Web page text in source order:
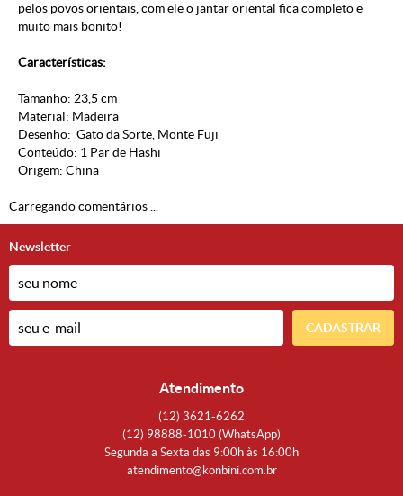
pelos povos orientais, com ele o jantar oriental fica completo e
muito mais bonito!
Características:
Tamanho: 23,5 cm
Material: Madeira
Desenho: Gato da Sorte, Monte Fuji
Conteúdo: 1 Par de Hashi
Origem: China
Carregando comentários ...
Newsletter
CADASTRAR
Atendimento
(12) 3621-6262
(12) 98888-1010 (WhatsApp)
Segunda a Sexta das 9:00h às 16:00h
atendimento@konbini.com.br